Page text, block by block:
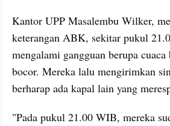
Kantor UPP Masalembu Wilker,
keterangan ABK, sekitar pukul
mengalami gangguan berupa
bocor. Mereka lalu mengirimkan
berharap ada kapal lain yang
"Pada pukul 21.00 WIB, mereka